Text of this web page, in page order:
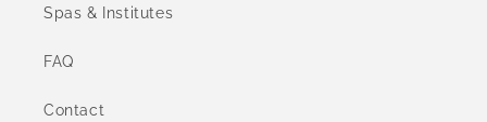
Spas & Institutes
FAQ
Contact